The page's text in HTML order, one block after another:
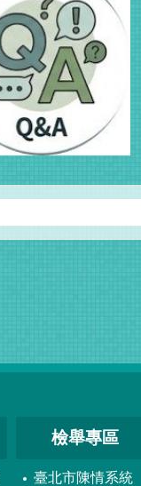
檢舉專區
臺北市陳情系統